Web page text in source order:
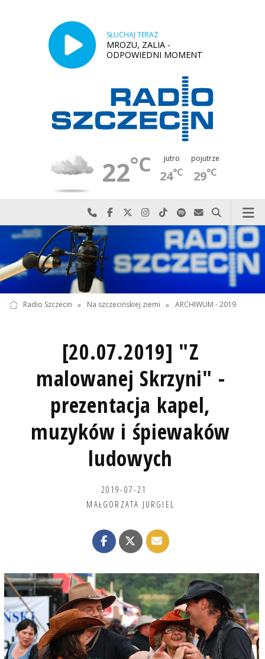
SŁUCHAJ TERAZ
MROZU, ZALIA -
ODPOWIEDNI MOMENT
22°C jutro
24°C
pojutrze
29°C
Najlepiej po prostu do nas zadzwoń
Odwiedź nas na Facebook-u
Odwiedź nas na X
Odwiedź nas na Instagram-ie
Odwiedź nas na TikTok-u
Szukaj nas na Spotify
Wyślij do nas
Szukaj
Radio Szczecin » Na szczecińskiej ziemi » ARCHIWUM - 2019
[20.07.2019] "Z
malowanej Skrzyni" -
prezentacja kapel,
muzyków i śpiewaków
ludowych
2019-07-21
MAŁGORZATA JURGIEL